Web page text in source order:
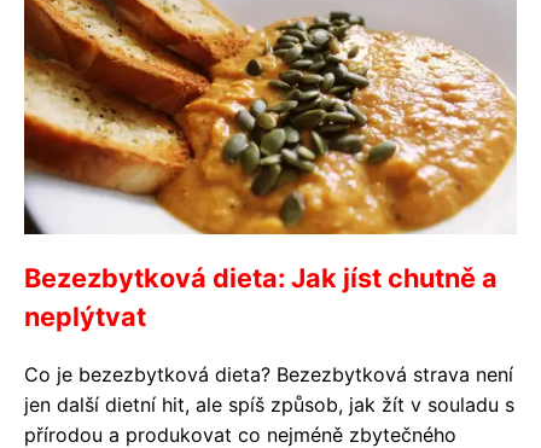
Bezezbytková dieta: Jak jíst chutně a
neplýtvat
Co je bezezbytková dieta? Bezezbytková strava není
jen další dietní hit, ale spíš způsob, jak žít v souladu s
přírodou a produkovat co nejméně zbytečného